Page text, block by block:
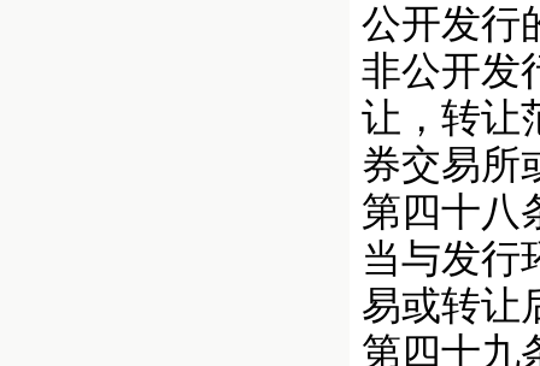
公开发行
非公开发
让，转让
券交易所
第四十八
当与发行
易或转让
第四十九